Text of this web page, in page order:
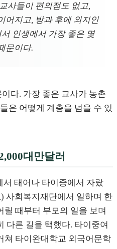
사들이 편의점도 없고,
어지고, 방과 후에 외지인
인생에서 가장 좋은 몇
문이다.
다. 가장 좋은 교사가 농촌
은 어떻게 계층을 넘을 수 있
대만달러
서 태어나 타이중에서 자랐
사회복지재단에서 일하며 한
릴 때부터 부모의 일을 보며
다른 길을 택했다. 타이중여
쳐 타이완대학교 외국어문학